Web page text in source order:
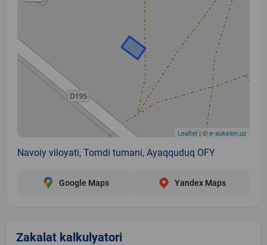
Leaflet | ©e-auksion.uz
Navoiy viloyati, Tomdi tumani, Ayaqquduq OFY
Google Maps Yandex Maps
Zakalat kalkulyatori